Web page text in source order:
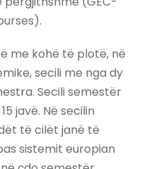
me kohë të plotë, në
secili me nga dy
Secili semestër
javë. Në secilin
të cilët janë të
sistemit europian